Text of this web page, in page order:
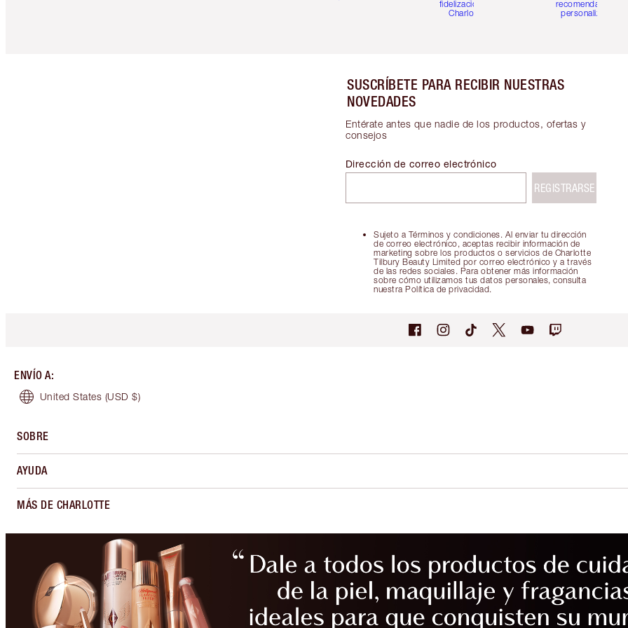
fidelización de
Charlotte
recomendaciones
personalizadas
SUSCRÍBETE PARA RECIBIR NUESTRAS
NOVEDADES
Entérate antes que nadie de los productos, ofertas y
consejos
Sujeto a Términos y condiciones. Al enviar tu dirección
de correo electrónico, aceptas recibir información de
marketing sobre los productos o servicios de Charlotte
Tilbury Beauty Limited por correo electrónico y a través
de las redes sociales. Para obtener más información
sobre cómo utilizamos tus datos personales, consulta
nuestra Política de privacidad.
Dirección de correo electrónico
REGISTRARSE
ENVÍO A:
United States (USD $)
SOBRE
AYUDA
MÁS DE CHARLOTTE